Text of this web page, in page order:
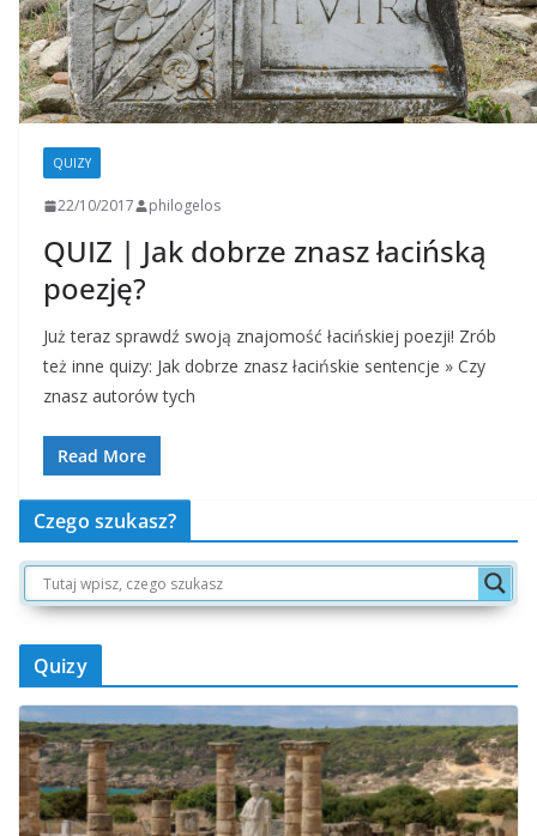
QUIZY
22/10/2017 philogelos
QUIZ | Jak dobrze znasz łacińską
poezję?
Już teraz sprawdź swoją znajomość łacińskiej poezji! Zrób
też inne quizy: Jak dobrze znasz łacińskie sentencje » Czy
znasz autorów tych
Read More
Czego szukasz?
Quizy